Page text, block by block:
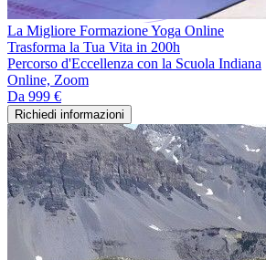
La Migliore Formazione Yoga Online
Trasforma la Tua Vita in 200h
Percorso d'Eccellenza con la Scuola Indiana
Online, Zoom
Da 999 €
Richiedi informazioni